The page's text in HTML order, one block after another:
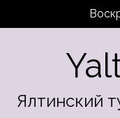
Ялтинский